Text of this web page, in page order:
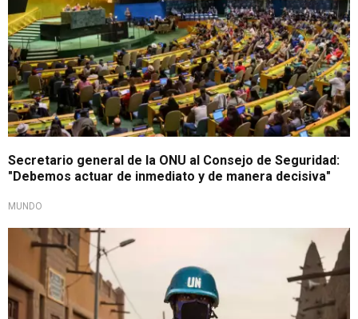
Secretario general de la ONU al Consejo de Seguridad:
"Debemos actuar de inmediato y de manera decisiva"
MUNDO
Malí